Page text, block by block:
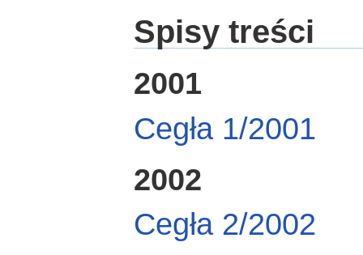
Spisy treści
2001
Cegła 1/2001
2002
Cegła 2/2002